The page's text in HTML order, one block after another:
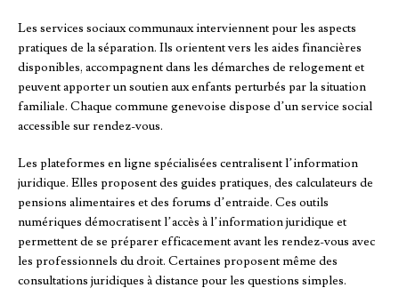
Les services sociaux communaux interviennent pour les aspects
pratiques de la séparation. Ils orientent vers les aides financières
disponibles, accompagnent dans les démarches de relogement et
peuvent apporter un soutien aux enfants perturbés par la situation
familiale. Chaque commune genevoise dispose d’un service social
accessible sur rendez-vous.
Les plateformes en ligne spécialisées centralisent l’information
juridique. Elles proposent des guides pratiques, des calculateurs de
pensions alimentaires et des forums d’entraide. Ces outils
numériques démocratisent l’accès à l’information juridique et
permettent de se préparer efficacement avant les rendez-vous avec
les professionnels du droit. Certaines proposent même des
consultations juridiques à distance pour les questions simples.